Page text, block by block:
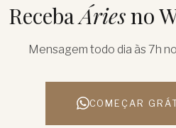
RecebaÁriesno
Mensagem todo dia às 7h
COMEÇAR